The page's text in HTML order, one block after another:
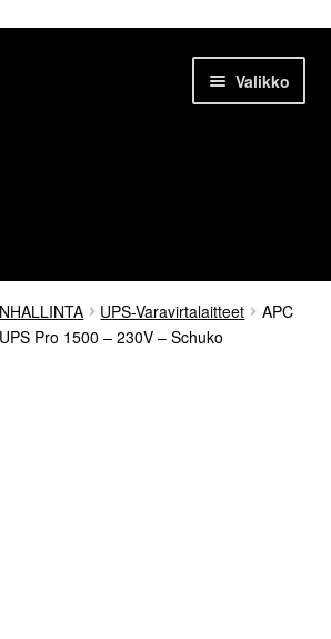
Valikko
UPS-Varavirtalaitteet
APC
Pro 1500 – 230V – Schuko